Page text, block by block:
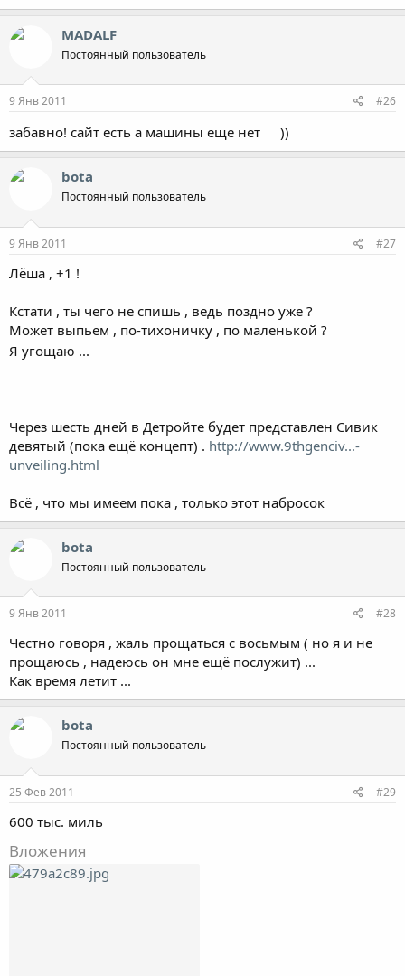
MADALF
Постоянный пользователь
9 Янв 2011 #26
забавно! сайт есть а машины еще нет ))
bota
Постоянный пользователь
9 Янв 2011 #27
Лёша , +1 !
Кстати , ты чего не спишь , ведь поздно уже ?
Может выпьем , по-тихоничку , по маленькой ?
Я угощаю ...
Через шесть дней в Детройте будет представлен Сивик
девятый (пока ещё концепт) . http://www.9thgenciv...-
unveiling.html
Всё , что мы имеем пока , только этот набросок
bota
Постоянный пользователь
9 Янв 2011 #28
Честно говоря , жаль прощаться с восьмым ( но я и не
прощаюсь , надеюсь он мне ещё послужит) ...
Как время летит ...
bota
Постоянный пользователь
25 Фев 2011 #29
600 тыс. миль
Вложения